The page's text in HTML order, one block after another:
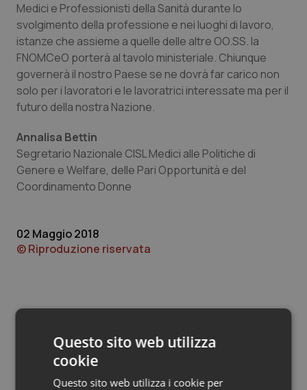
Toscana
Umbria
Valle D’Aosta
Obesità
Oftalmologia
Oncodermatologia
Oncologia & Nutrizione
Psoriasi & pelle
Quotidiano Cardiologia
Quotidiano Pediatria
Rene & patologie urogenitali
Medici e Professionisti della Sanità durante lo
svolgimento della professione e nei luoghi di lavoro,
istanze che assieme a quelle delle altre OO.SS. la
FNOMCeO porterà al tavolo ministeriale. Chiunque
governerà il nostro Paese se ne dovrà far carico non
solo per i lavoratori e le lavoratrici interessate ma per il
futuro della nostra Nazione.
Annalisa Bettin
Segretario Nazionale CISL Medici alle Politiche di
Genere e Welfare, delle Pari Opportunità e del
Coordinamento Donne
02 Maggio 2018
© Riproduzione riservata
Potrebbe interessarti in
Lettere al direttore
Questo sito web utilizza
cookie
Questo sito web utilizza i cookie per